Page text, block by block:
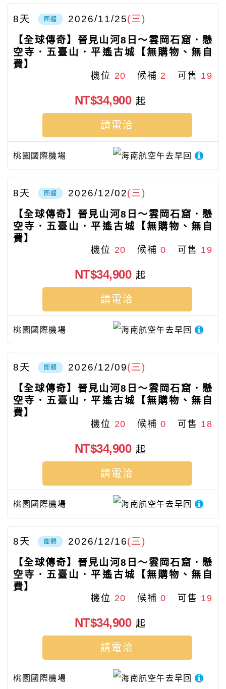
團體 2026/11/25(三)
8天
【全球傳奇】晉見山河8日～雲岡石窟．懸
空寺．五臺山．平遙古城【無購物、無自
費】
機位 20 候補 2 可售 19
桃園國際機場 海南航空午去早回
NT$34,900 起
請電洽
團體 2026/12/02(三)
8天
【全球傳奇】晉見山河8日～雲岡石窟．懸
空寺．五臺山．平遙古城【無購物、無自
費】
機位 20 候補0 可售 19
桃園國際機場 海南航空午去早回
NT$34,900 起
請電洽
團體 2026/12/09(三)
8天
【全球傳奇】晉見山河8日～雲岡石窟．懸
空寺．五臺山．平遙古城【無購物、無自
費】
機位 20 候補0 可售 18
桃園國際機場 海南航空午去早回
NT$34,900 起
請電洽
團體 2026/12/16(三)
8天
【全球傳奇】晉見山河8日～雲岡石窟．懸
空寺．五臺山．平遙古城【無購物、無自
費】
機位 20 候補0 可售 19
桃園國際機場 海南航空午去早回
NT$34,900 起
請電洽